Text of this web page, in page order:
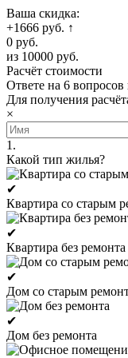
Ваша скидка:
+1666 руб. ↑
0 руб.
из 10000 руб.
Расчёт стоимости
Ответе на 6
Для получения
×
1.
Какой тип жилья?
✔
Квартира со старым
✔
Квартира без ремонта
✔
Дом со старым
✔
Дом без ремонта